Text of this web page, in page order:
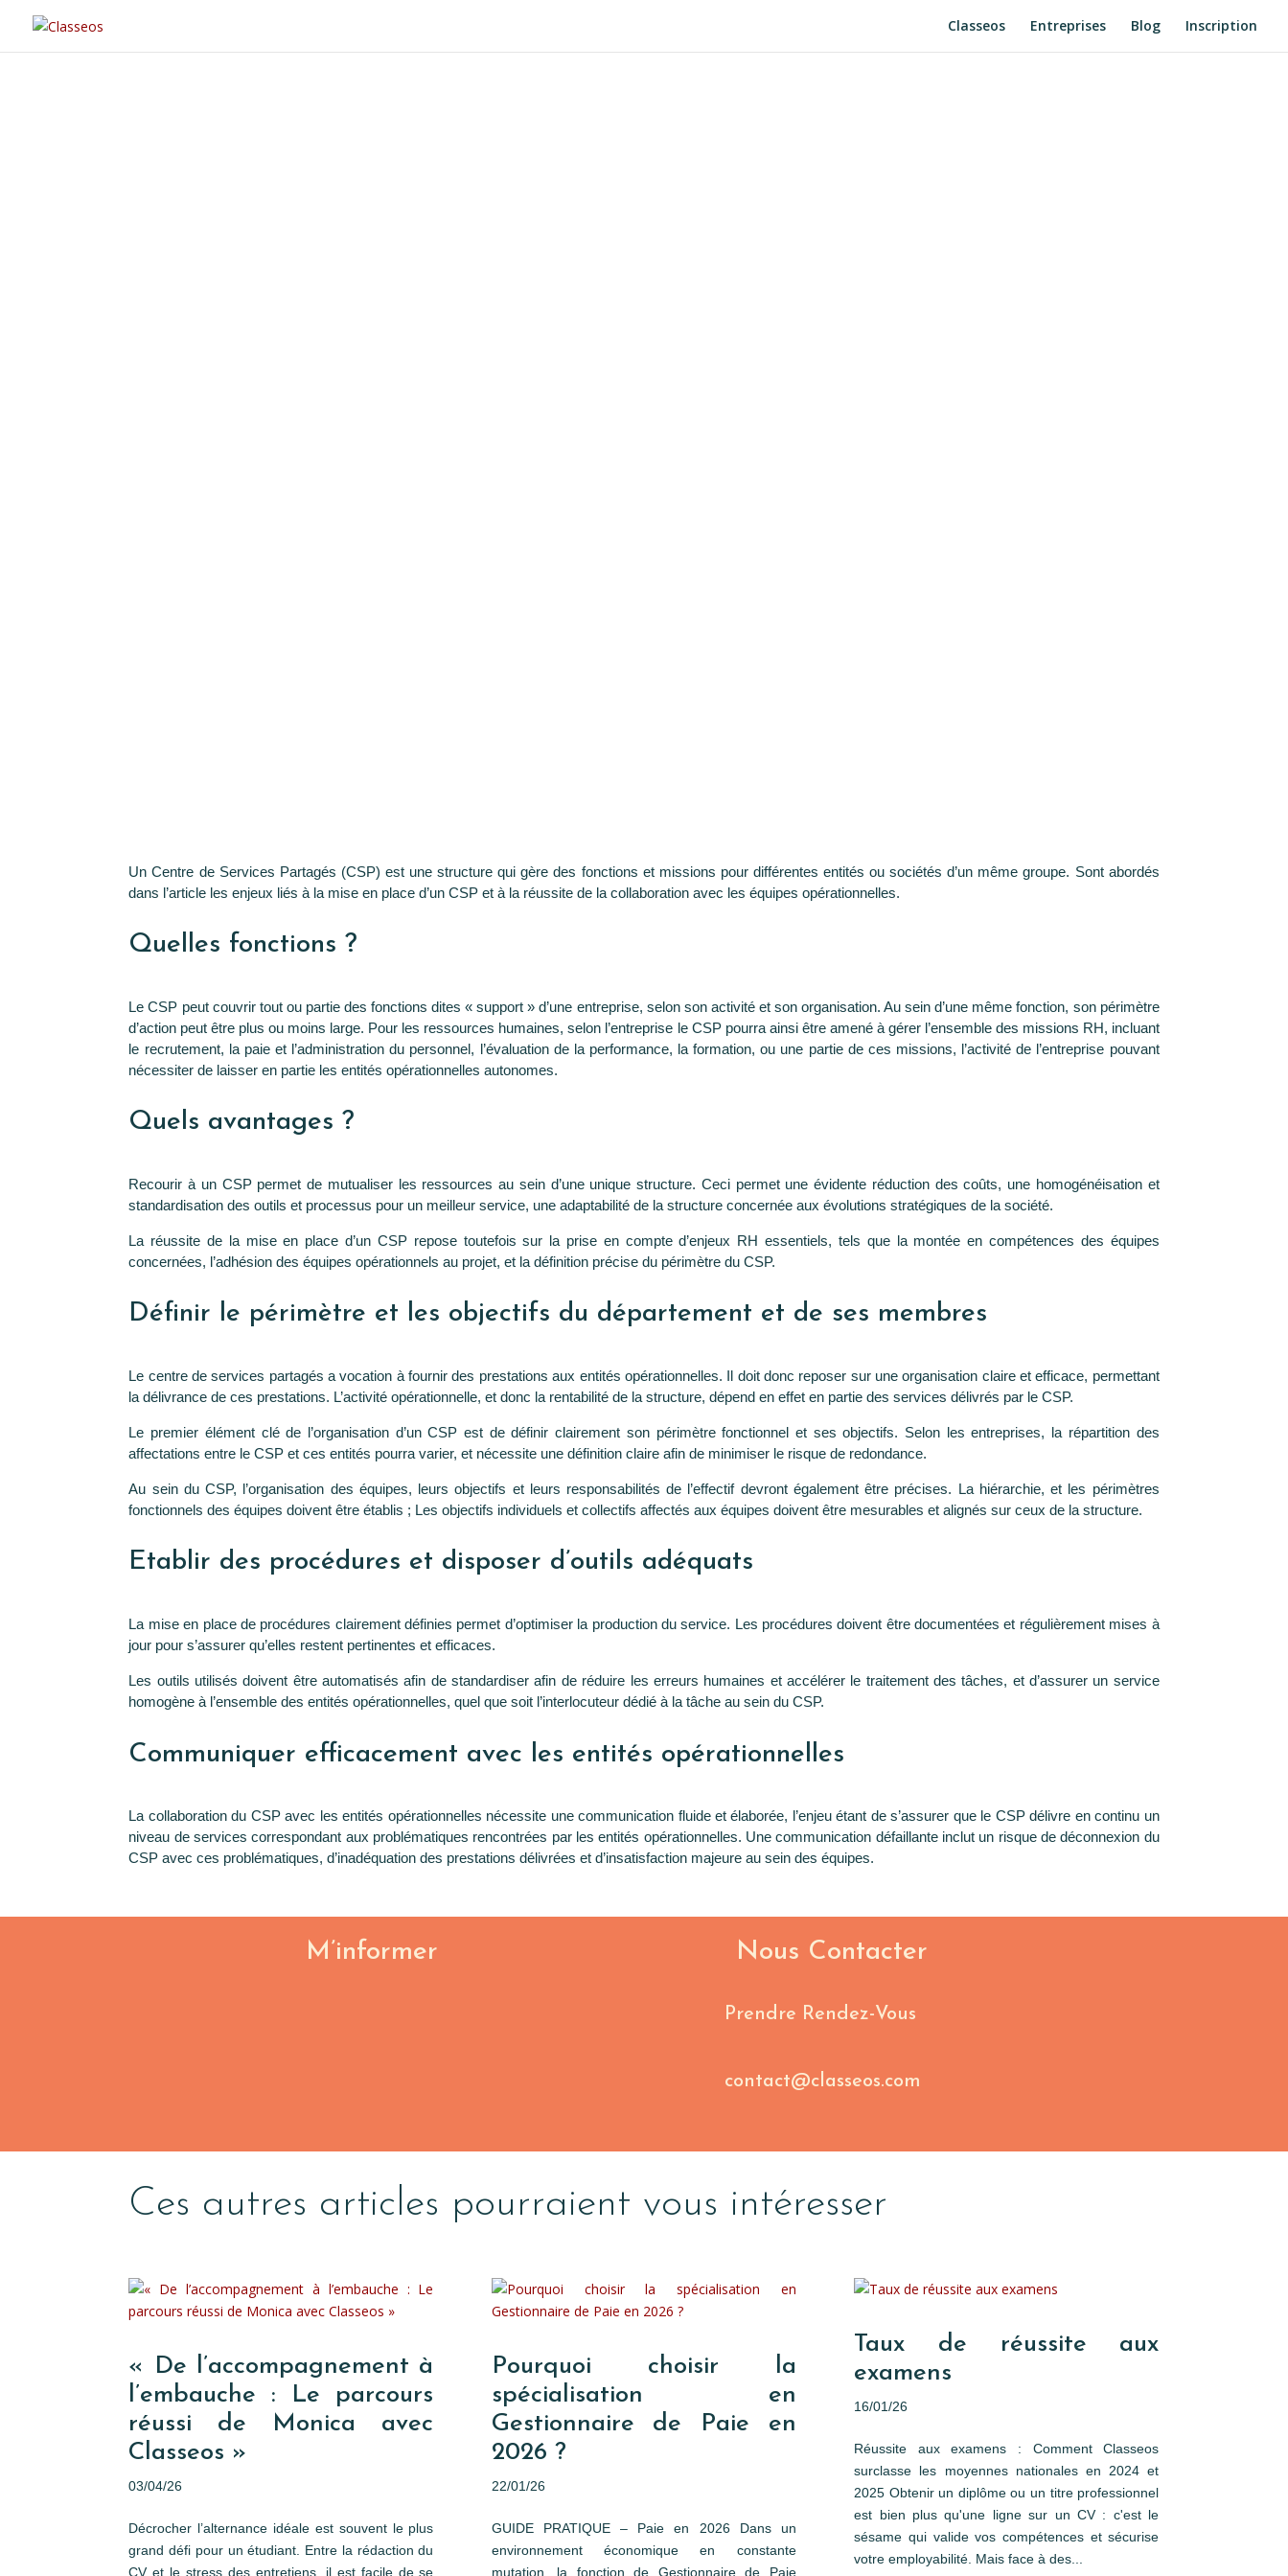
Classeos Entreprises Blog Inscription
Un Centre de Services Partagés (CSP) est une structure qui gère des fonctions et missions pour différentes entités ou sociétés d’un même groupe. Sont abordés
dans l’article les enjeux liés à la mise en place d’un CSP et à la réussite de la collaboration avec les équipes opérationnelles.
Quelles fonctions ?
Le CSP peut couvrir tout ou partie des fonctions dites « support » d’une entreprise, selon son activité et son organisation. Au sein d’une même fonction, son périmètre
d’action peut être plus ou moins large. Pour les ressources humaines, selon l’entreprise le CSP pourra ainsi être amené à gérer l’ensemble des missions RH, incluant
le recrutement, la paie et l’administration du personnel, l’évaluation de la performance, la formation, ou une partie de ces missions, l’activité de l’entreprise pouvant
nécessiter de laisser en partie les entités opérationnelles autonomes.
Quels avantages ?
Recourir à un CSP permet de mutualiser les ressources au sein d’une unique structure. Ceci permet une évidente réduction des coûts, une homogénéisation et
standardisation des outils et processus pour un meilleur service, une adaptabilité de la structure concernée aux évolutions stratégiques de la société.
La réussite de la mise en place d’un CSP repose toutefois sur la prise en compte d’enjeux RH essentiels, tels que la montée en compétences des équipes
concernées, l’adhésion des équipes opérationnels au projet, et la définition précise du périmètre du CSP.
Définir le périmètre et les objectifs du département et de ses membres
Le centre de services partagés a vocation à fournir des prestations aux entités opérationnelles. Il doit donc reposer sur une organisation claire et efficace, permettant
la délivrance de ces prestations. L’activité opérationnelle, et donc la rentabilité de la structure, dépend en effet en partie des services délivrés par le CSP.
Le premier élément clé de l’organisation d’un CSP est de définir clairement son périmètre fonctionnel et ses objectifs. Selon les entreprises, la répartition des
affectations entre le CSP et ces entités pourra varier, et nécessite une définition claire afin de minimiser le risque de redondance.
Au sein du CSP, l’organisation des équipes, leurs objectifs et leurs responsabilités de l’effectif devront également être précises. La hiérarchie, et les périmètres
fonctionnels des équipes doivent être établis ; Les objectifs individuels et collectifs affectés aux équipes doivent être mesurables et alignés sur ceux de la structure.
Etablir des procédures et disposer d’outils adéquats
La mise en place de procédures clairement définies permet d’optimiser la production du service. Les procédures doivent être documentées et régulièrement mises à
jour pour s’assurer qu’elles restent pertinentes et efficaces.
Les outils utilisés doivent être automatisés afin de standardiser afin de réduire les erreurs humaines et accélérer le traitement des tâches, et d’assurer un service
homogène à l’ensemble des entités opérationnelles, quel que soit l’interlocuteur dédié à la tâche au sein du CSP.
Communiquer efficacement avec les entités opérationnelles
La collaboration du CSP avec les entités opérationnelles nécessite une communication fluide et élaborée, l’enjeu étant de s’assurer que le CSP délivre en continu un
niveau de services correspondant aux problématiques rencontrées par les entités opérationnelles. Une communication défaillante inclut un risque de déconnexion du
CSP avec ces problématiques, d’inadéquation des prestations délivrées et d’insatisfaction majeure au sein des équipes.
M’informer Nous Contacter
Prendre Rendez-Vous
contact@classeos.com
Ces autres articles pourraient vous intéresser
« De l’accompagnement à
l’embauche : Le parcours
réussi de Monica avec
Classeos »
03/04/26
Décrocher l’alternance idéale est souvent le plus
grand défi pour un étudiant. Entre la rédaction du
CV et le stress des entretiens, il est facile de se
Pourquoi choisir la
spécialisation en
Gestionnaire de Paie en
2026 ?
22/01/26
GUIDE PRATIQUE – Paie en 2026 Dans un
environnement économique en constante
mutation, la fonction de Gestionnaire de Paie
Taux de réussite aux
examens
16/01/26
Réussite aux examens : Comment Classeos
surclasse les moyennes nationales en 2024 et
2025 Obtenir un diplôme ou un titre professionnel
est bien plus qu'une ligne sur un CV : c'est le
sésame qui valide vos compétences et sécurise
votre employabilité. Mais face à des...